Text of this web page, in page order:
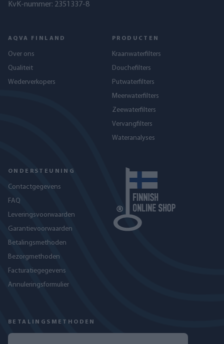
KvK-nummer: 2351337-8
AQVA FINLAND
Over ons
Qualiteit
Wederverkopers
PRODUCTEN
Kraanwaterfilters
Douchefilters
Putwaterfilters
Meerwaterfilters
Zeewaterfilters
Vervangfilters
Wateranalyses
ONDERSTEUNING
Contactgegevens
FAQ
Leveringsvoorwaarden
Garantievoorwaarden
Betalingsmethoden
Bezorgmethoden
Facturatiegegevens
Annuleringsformulier
BETALINGSMETHODEN